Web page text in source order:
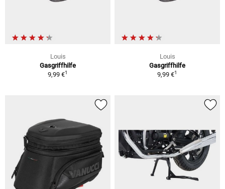
Louis
Gasgriffhilfe
9,99 €1
Louis
Gasgriffhilfe
9,99 €1